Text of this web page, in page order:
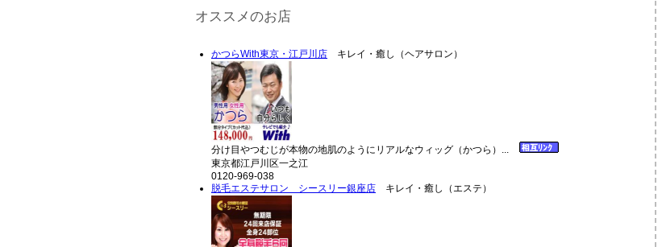
オススメのお店
かつらWith東京・江戸川店 キレイ・癒し（ヘアサロン）
分け目やつむじが本物の地肌のようにリアルなウィッグ（かつら）...
東京都江戸川区一之江
0120-969-038
脱毛エステサロン シースリー銀座店 キレイ・癒し（エステ）